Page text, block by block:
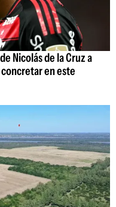
Nicolás de la Cruz a
en este